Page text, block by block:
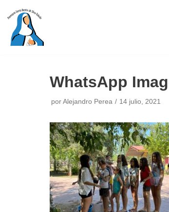
Saltar
contenido
WhatsApp
por Alejandro Perea 14 julio, 2021